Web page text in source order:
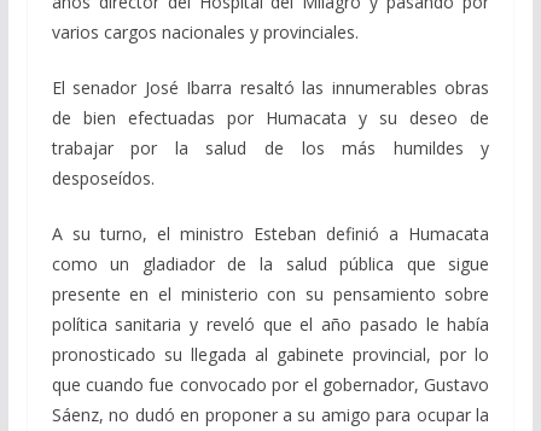
varios cargos nacionales y provinciales.
El senador José Ibarra resaltó las innumerables obras
de bien efectuadas por Humacata y su deseo de
trabajar por la salud de los más humildes y
desposeídos.
A su turno, el ministro Esteban definió a Humacata
como un gladiador de la salud pública que sigue
presente en el ministerio con su pensamiento sobre
política sanitaria y reveló que el año pasado le había
pronosticado su llegada al gabinete provincial, por lo
que cuando fue convocado por el gobernador, Gustavo
Sáenz, no dudó en proponer a su amigo para ocupar la